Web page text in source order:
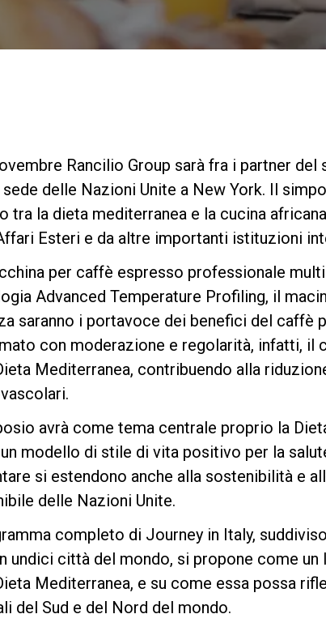
Rancilio Group sarà fra i partner
delle Nazioni Unite a New York. Il
tra la dieta mediterranea e la cucina
Esteri e da altre importanti istituzioni
per caffè espresso professionale
Advanced Temperature Profiling, il
saranno i portavoce dei benefici del caffè
con moderazione e regolarità, infatti, il
Mediterranea, contribuendo alla
avrà come tema centrale proprio la
modello di stile di vita positivo per la
si estendono anche alla sostenibilità e
delle Nazioni Unite.
completo di Journey in Italy,
undici città del mondo, si propone come
Mediterranea, e su come essa possa
del Sud e del Nord del mondo.
Privacy Policy